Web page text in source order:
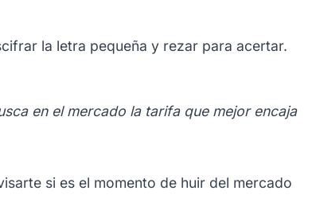
la letra pequeña y rezar para acertar.
en el mercado la tarifa que mejor encaja
si es el momento de huir del mercado